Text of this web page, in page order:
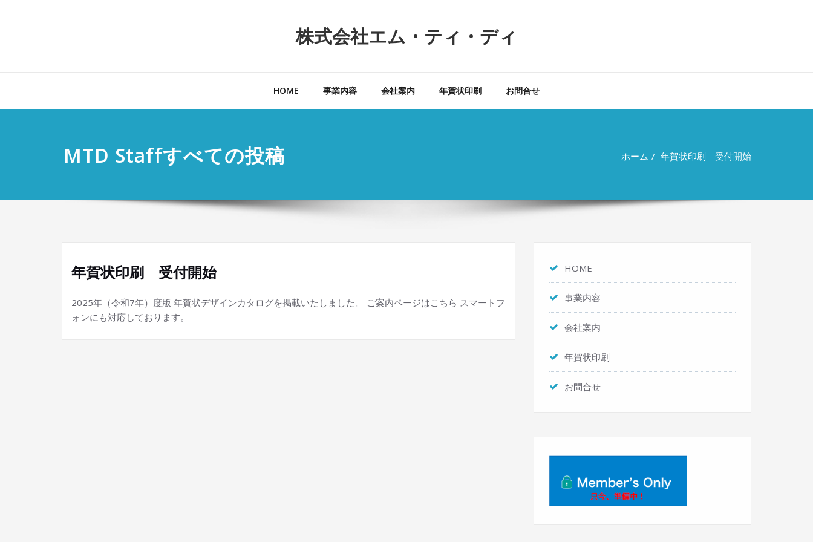
株式会社エム・ティ・ディ
HOME 事業内容 会社案内 年賀状印刷 お問合せ
MTD Staffすべての投稿 ホーム 年賀状印刷 受付開始
年賀状印刷 受付開始
2025年（令和7年）度版 年賀状デザインカタログを掲載いたしました。 ご案内ページはこちら スマートフ
ォンにも対応しております。
HOME
事業内容
会社案内
年賀状印刷
お問合せ